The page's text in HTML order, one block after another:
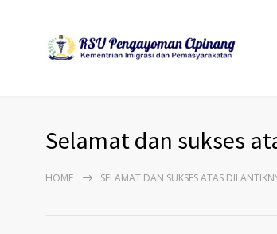
Selamat dan sukses
HOME SELAMAT DAN SUKSES ATAS